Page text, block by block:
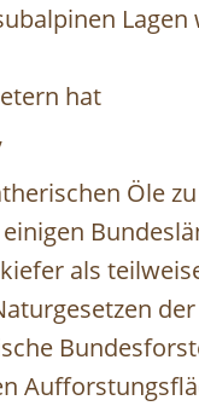
Lagen
hat
Öle
als